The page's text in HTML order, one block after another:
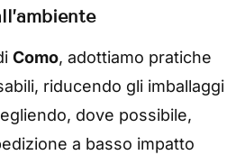
Como, adottiamo pratiche
riducendo gli imballaggi
dove possibile,
a basso impatto